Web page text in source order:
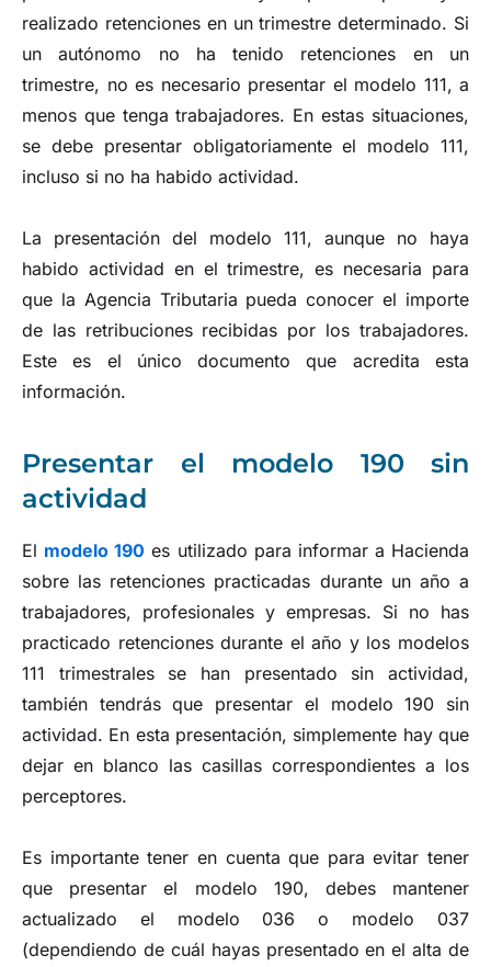
realizado retenciones en un trimestre determinado. Si
un autónomo no ha tenido retenciones en un
trimestre, no es necesario presentar el modelo 111, a
menos que tenga trabajadores. En estas situaciones,
se debe presentar obligatoriamente el modelo 111,
incluso si no ha habido actividad.
La presentación del modelo 111, aunque no haya
habido actividad en el trimestre, es necesaria para
que la Agencia Tributaria pueda conocer el importe
de las retribuciones recibidas por los trabajadores.
Este es el único documento que acredita esta
información.
Presentar el modelo 190 sin
actividad
El modelo 190 es utilizado para informar a Hacienda
sobre las retenciones practicadas durante un año a
trabajadores, profesionales y empresas. Si no has
practicado retenciones durante el año y los modelos
111 trimestrales se han presentado sin actividad,
también tendrás que presentar el modelo 190 sin
actividad. En esta presentación, simplemente hay que
dejar en blanco las casillas correspondientes a los
perceptores.
Es importante tener en cuenta que para evitar tener
que presentar el modelo 190, debes mantener
actualizado el modelo 036 o modelo 037
(dependiendo de cuál hayas presentado en el alta de